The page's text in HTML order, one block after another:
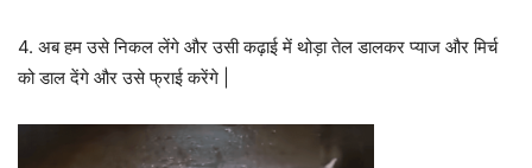
4. अब हम उसे निकल लेंगे और उसी कढ़ाई में थोड़ा तेल डालकर प्याज और मिर्च
को डाल देंगे और उसे फ्राई करेंगे |